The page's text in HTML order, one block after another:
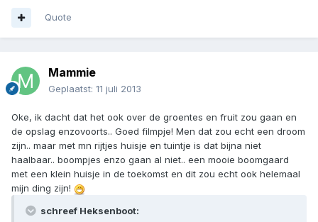
Quote
Mammie
Geplaatst: 11 juli 2013
Oke, ik dacht dat het ook over de groentes en fruit zou gaan en
de opslag enzovoorts.. Goed filmpje! Men dat zou echt een droom
zijn.. maar met mn rijtjes huisje en tuintje is dat bijna niet
haalbaar.. boompjes enzo gaan al niet.. een mooie boomgaard
met een klein huisje in de toekomst en dit zou echt ook helemaal
mijn ding zijn!
schreef Heksenboot: